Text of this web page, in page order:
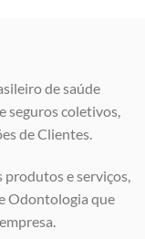
de saúde
seguros coletivos,
de Clientes.
produtos e serviços,
Odontologia que